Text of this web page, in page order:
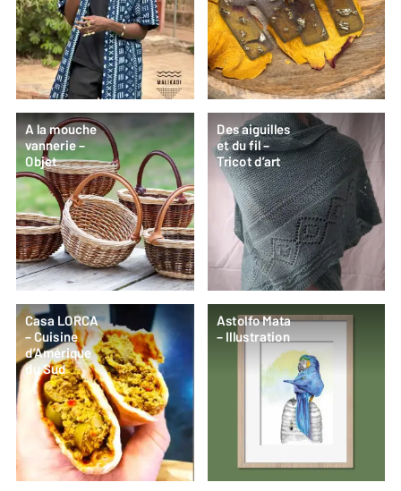
A la mouche
vannerie –
Objet
Des aiguilles
et du fil –
Tricot d’art
Casa LORCA
– Cuisine
d’Amérique
du Sud
Astolfo Mata
– Illustration